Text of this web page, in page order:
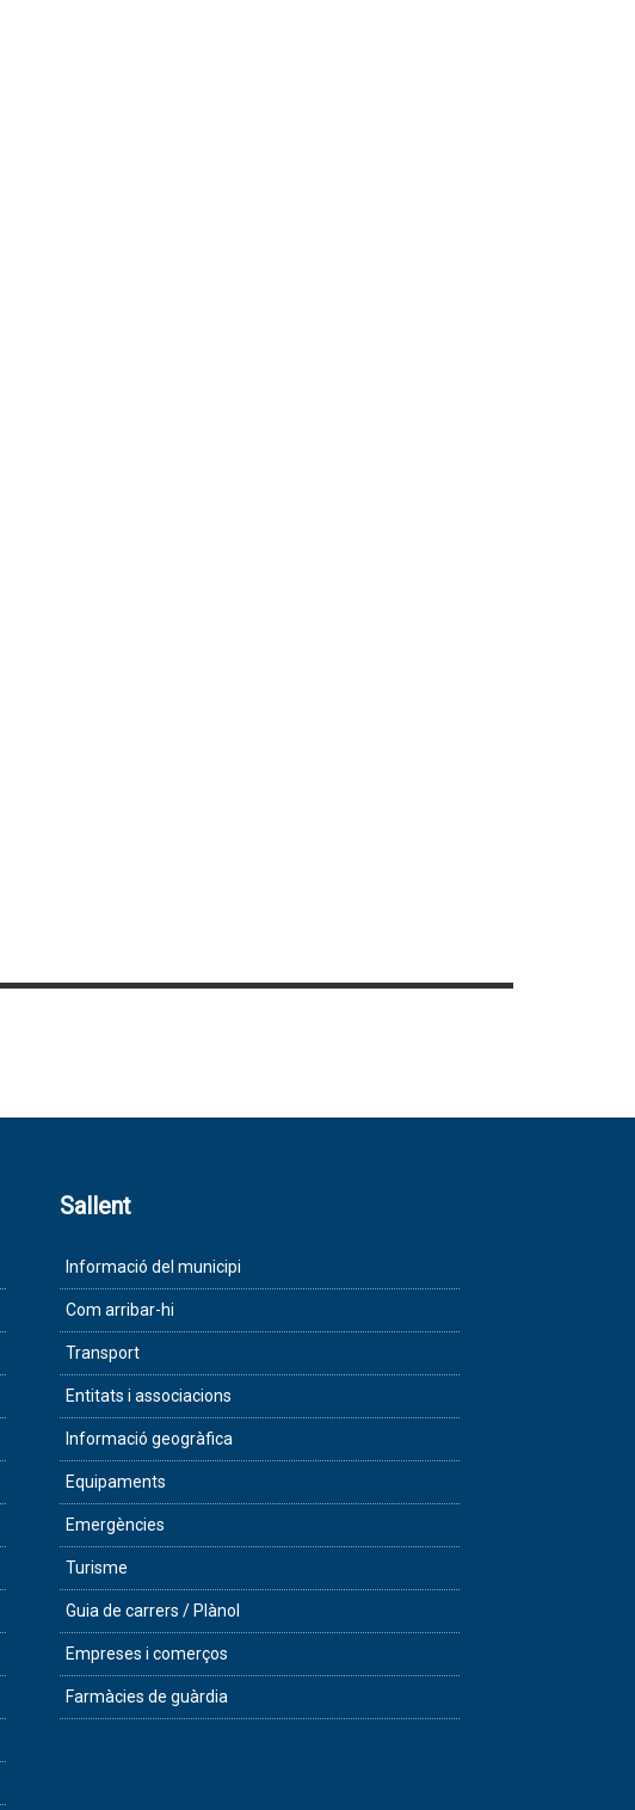
Sallent
Informació del municipi
Com arribar-hi
Transport
Entitats i associacions
Informació geogràfica
Equipaments
Emergències
Turisme
Guia de carrers / Plànol
Empreses i comerços
Farmàcies de guàrdia